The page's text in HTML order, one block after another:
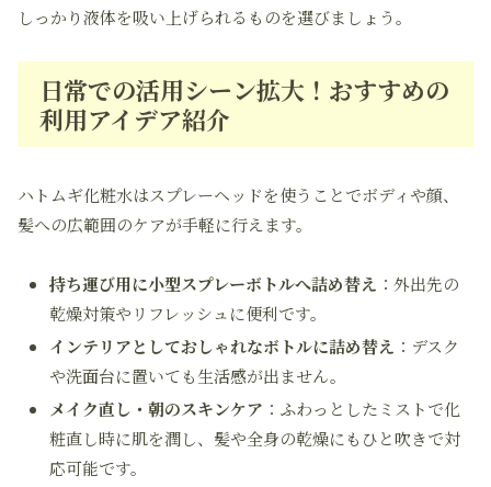
しっかり液体を吸い上げられるものを選びましょう。
日常での活用シーン拡大！おすすめの
利用アイデア紹介
ハトムギ化粧水はスプレーヘッドを使うことでボディや顔、
髪への広範囲のケアが手軽に行えます。
持ち運び用に小型スプレーボトルへ詰め替え ：外出先の
乾燥対策やリフレッシュに便利です。
インテリアとしておしゃれなボトルに詰め替え ：デスク
や洗面台に置いても生活感が出ません。
メイク直し・朝のスキンケア ：ふわっとしたミストで化
粧直し時に肌を潤し、髪や全身の乾燥にもひと吹きで対
応可能です。